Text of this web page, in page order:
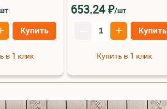
Купить
в 1 клик
653.24₽/шт
+ Купить
Купить в 1 клик